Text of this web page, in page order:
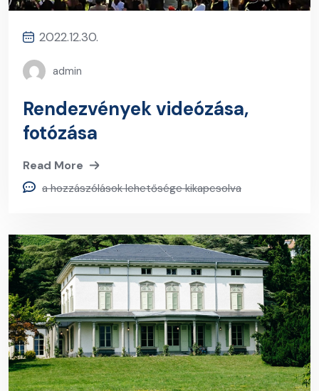
2022.12.30.
admin
Rendezvények videózása,
fotózása
Read More
a hozzászólások lehetősége kikapcsolva